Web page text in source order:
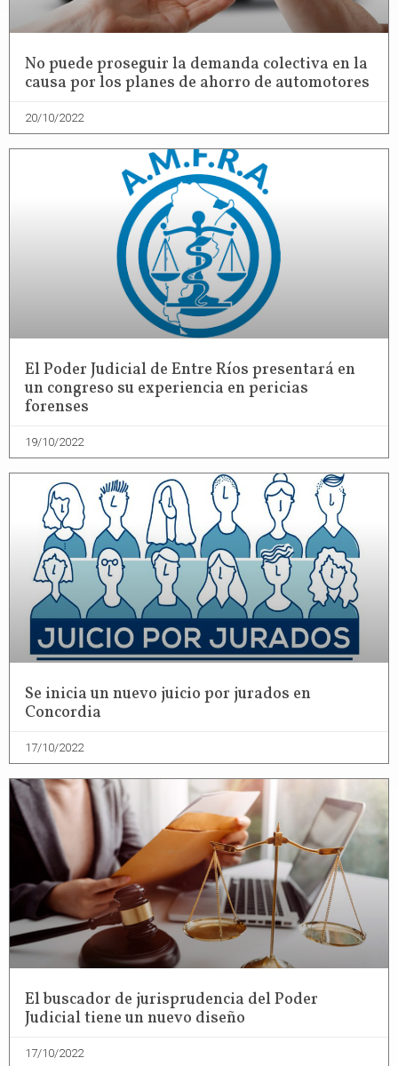
No puede proseguir la demanda colectiva en la
causa por los planes de ahorro de automotores
20/10/2022
El Poder Judicial de Entre Ríos presentará en
un congreso su experiencia en pericias
forenses
19/10/2022
Se inicia un nuevo juicio por jurados en
Concordia
17/10/2022
El buscador de jurisprudencia del Poder
Judicial tiene un nuevo diseño
17/10/2022